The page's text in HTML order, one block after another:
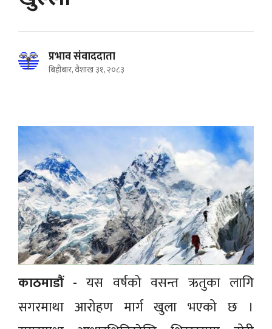
प्रभाव संवाददाता
बिहीबार, वैशाख ३१, २०८३
काठमाडौं - यस वर्षको वसन्त ऋतुका लागि
सगरमाथा आरोहण मार्ग खुला भएको छ ।